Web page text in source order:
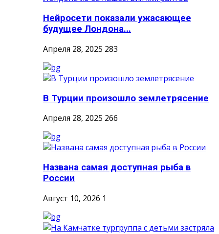
Нейросети показали ужасающее
будущее Лондона...
Апреля 28, 2025 283
В Турции произошло землетрясение
Апреля 28, 2025 266
Названа самая доступная рыба в
России
Август 10, 2026 1